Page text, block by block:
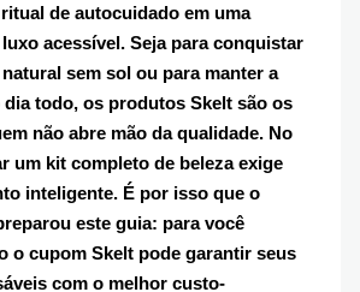
de autocuidado em uma
acessível. Seja para conquistar
sem sol ou para manter a
dia todo, os produtos Skelt são os
não abre mão da qualidade. No
um kit completo de beleza exige
inteligente. É por isso que o
este guia: para você
o cupom Skelt pode garantir seus
com o melhor custo-